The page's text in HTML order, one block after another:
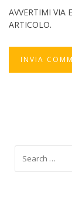
AVVERTIMI VIA
ARTICOLO.